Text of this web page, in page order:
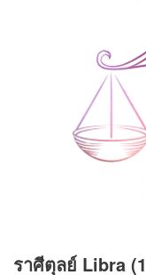
ราศีตุลย์ Libra